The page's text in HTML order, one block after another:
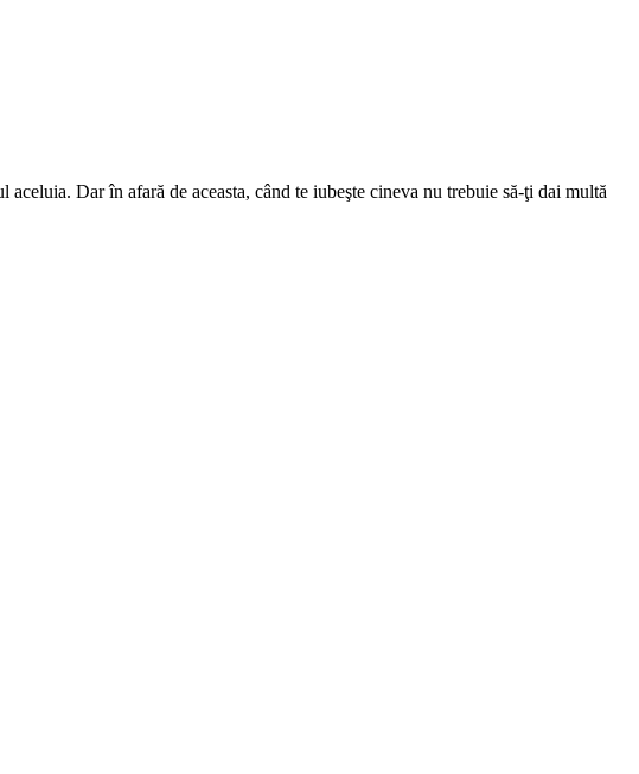
Dar în afară de aceasta, când te iubeşte cineva nu trebuie să-ţi dai multă